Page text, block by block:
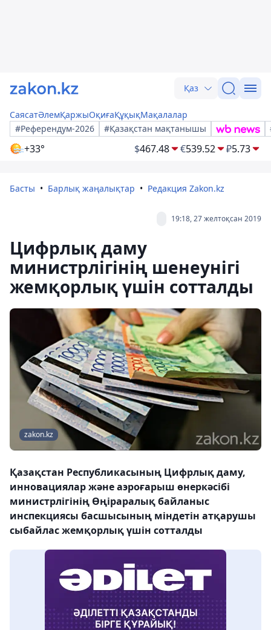
Қаз
СаясатӘлемҚаржыОқиғаҚұқықМақалалар
#Референдум-2026
#Қазақстан мақтанышы
+33° $467.48 €539.52 ₽5.73
Басты Барлық жаңалықтар Редакция Zakon.kz
19:18, 27 желтоқсан 2019
Цифрлық даму
министрлігінің шенеунігі
жемқорлық үшін сотталды
zakon.kz
Қазақстан Республикасының Цифрлық даму,
инновациялар және аэроғарыш өнеркәсібі
министрлігінің Өңіраралық байланыс
инспекциясы басшысының міндетін атқарушы
сыбайлас жемқорлық үшін сотталды